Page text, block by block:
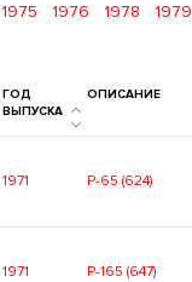
1975 1976 1978 1979
ГОД
ВЫПУСКА
ОПИСАНИЕ
1971 P-65 (624)
1971 P-165 (647)